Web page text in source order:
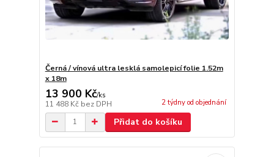
Černá / vínová ultra lesklá samolepicí folie 1.52m
x 18m
13 900 Kč/ks
11 488 Kč bez DPH 2 týdny od objednání
Přidat do košíku